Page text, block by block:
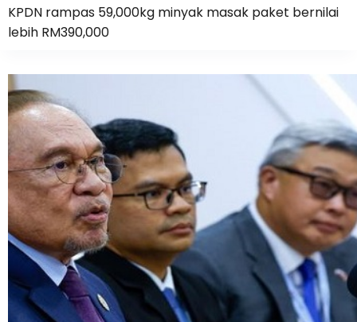
KPDN rampas 59,000kg minyak masak paket bernilai
lebih RM390,000